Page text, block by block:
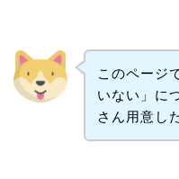
このページ
いない」に
さん用意し